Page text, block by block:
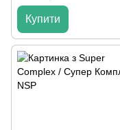
Купити